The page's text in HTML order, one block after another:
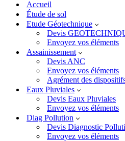
Accueil
Étude de sol
Etude Géotechnique
Devis
Envoyez vos éléments
Assainissement
Devis ANC
Envoyez vos éléments
Agrément des
Eaux Pluviales
Devis Eaux Pluviales
Envoyez vos éléments
Diag Pollution
Devis Diagnostic
Envoyez vos éléments